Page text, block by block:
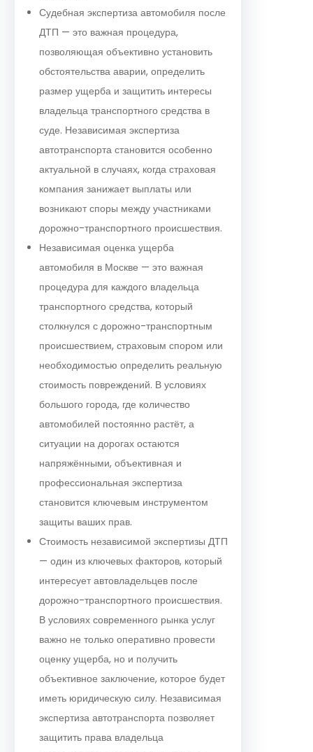
Судебная экспертиза автомобиля после
ДТП — это важная процедура,
позволяющая объективно установить
обстоятельства аварии, определить
размер ущерба и защитить интересы
владельца транспортного средства в
суде. Независимая экспертиза
автотранспорта становится особенно
актуальной в случаях, когда страховая
компания занижает выплаты или
возникают споры между участниками
дорожно-транспортного происшествия.
Независимая оценка ущерба
автомобиля в Москве — это важная
процедура для каждого владельца
транспортного средства, который
столкнулся с дорожно-транспортным
происшествием, страховым спором или
необходимостью определить реальную
стоимость повреждений. В условиях
большого города, где количество
автомобилей постоянно растёт, а
ситуации на дорогах остаются
напряжёнными, объективная и
профессиональная экспертиза
становится ключевым инструментом
защиты ваших прав.
Стоимость независимой экспертизы ДТП
— один из ключевых факторов, который
интересует автовладельцев после
дорожно-транспортного происшествия.
В условиях современного рынка услуг
важно не только оперативно провести
оценку ущерба, но и получить
объективное заключение, которое будет
иметь юридическую силу. Независимая
экспертиза автотранспорта позволяет
защитить права владельца